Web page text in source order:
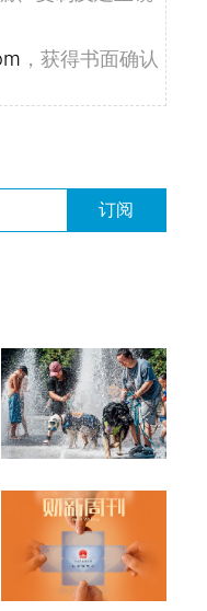
，获得书面确认
订阅